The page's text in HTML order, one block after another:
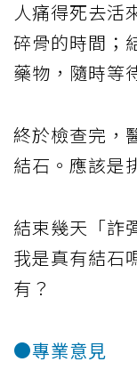
人痛得死去活
碎骨的時間；
藥物，隨時等
終於檢查完，
結石。應該是
結束幾天「詐
我是真有結石
有？
●專業意見